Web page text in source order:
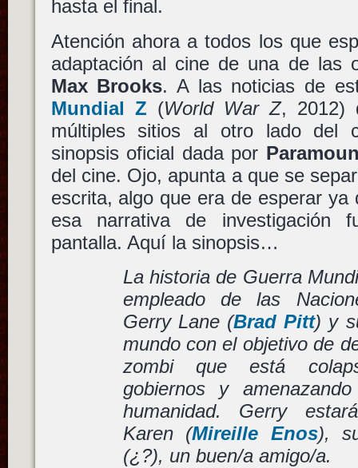
hasta el final.
Atención ahora a todos los que
adaptación al cine de una de las
Max Brooks. A las noticias de
Mundial Z (World War Z,
múltiples sitios al otro lado del
sinopsis oficial dada por
del cine. Ojo, apunta a que se
escrita, algo que era de esperar
esa narrativa de investigación
pantalla. Aquí la sinopsis…
La historia de Guerra
empleado de las
Gerry Lane (Brad Pitt) y
mundo con el objetivo de
zombi que está
gobiernos y
humanidad. Gerry
Karen (Mireille Enos),
(¿?), un buen/a amigo/a.